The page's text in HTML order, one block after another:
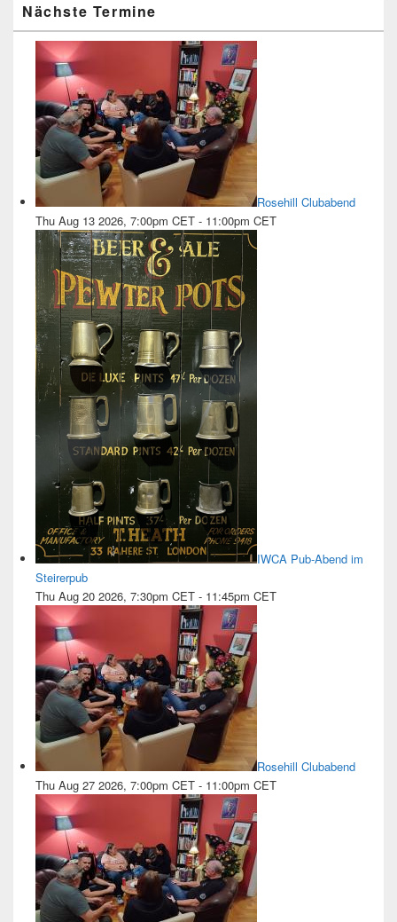
Nächste Termine
Rosehill Clubabend
Thu Aug 13 2026, 7:00pm CET - 11:00pm CET
IWCA Pub-Abend im
Steirerpub
Thu Aug 20 2026, 7:30pm CET - 11:45pm CET
Rosehill Clubabend
Thu Aug 27 2026, 7:00pm CET - 11:00pm CET